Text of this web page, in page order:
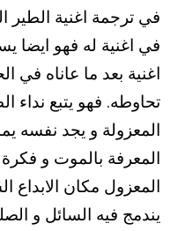
في ترجمة اغنية الطير
في اغنية له فهو ايضا
اغنية بعد ما عاناه في
تحاوطه. فهو يتبع نداء
المعزولة و يجد نفسه
المعرفة بالموت و
المعزول مكان
يندمج فيه السائل و